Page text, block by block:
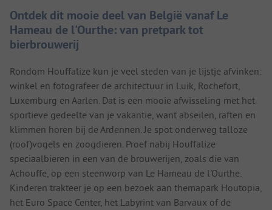
Ontdek dit mooie deel van België vanaf Le
Hameau de l'Ourthe: van pretpark tot
bierbrouwerij
Rondom Houffalize kun je veel steden van je lijstje afvinken:
winkel en fotografeer de architectuur in Luik, Rochefort,
Luxemburg en Aarlen. Dat is een mooie afwisseling met het
sportieve gedeelte van je vakantie, want abseilen, raften en
klimmen horen bij de Ardennen. Je spot onderweg talloze
(roof)vogels en zoogdieren. Proef nabij Houffalize
speciaalbieren in een van de brouwerijen, zoals die van
Achouffe, op een steenworp van Le Hameau de l'Ourthe.
Kinderen trakteer je op een bezoek aan themapark Houtopia,
het Euro Space Center, het Labyrint van Barvaux of de